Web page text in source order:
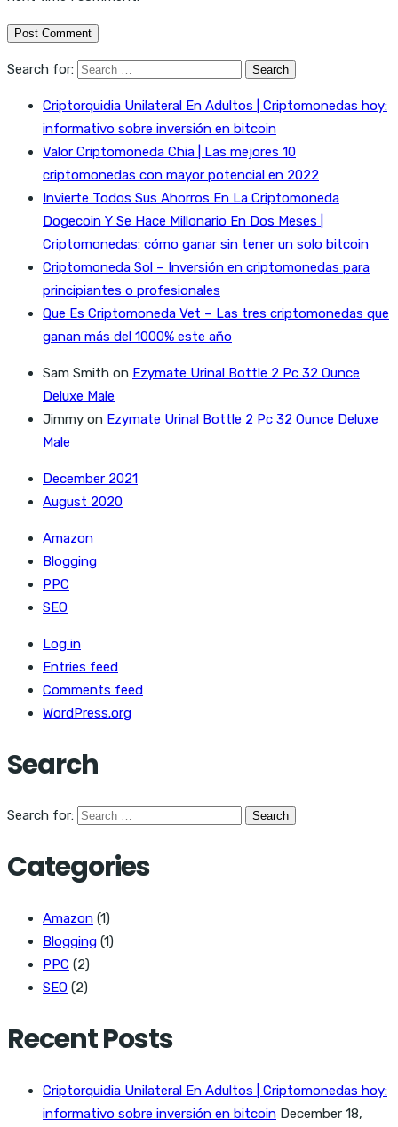
Search for:
Criptorquidia Unilateral En Adultos | Criptomonedas hoy:
informativo sobre inversión en bitcoin
Valor Criptomoneda Chia | Las mejores 10
criptomonedas con mayor potencial en 2022
Invierte Todos Sus Ahorros En La Criptomoneda
Dogecoin Y Se Hace Millonario En Dos Meses |
Criptomonedas: cómo ganar sin tener un solo bitcoin
Criptomoneda Sol – Inversión en criptomonedas para
principiantes o profesionales
Que Es Criptomoneda Vet – Las tres criptomonedas que
ganan más del 1000% este año
Sam Smith on Ezymate Urinal Bottle 2 Pc 32 Ounce
Deluxe Male
Jimmy on Ezymate Urinal Bottle 2 Pc 32 Ounce Deluxe
Male
December 2021
August 2020
Amazon
Blogging
PPC
SEO
Log in
Entries feed
Comments feed
WordPress.org
Search
Search for:
Categories
Amazon (1)
Blogging (1)
PPC (2)
SEO (2)
Recent Posts
Criptorquidia Unilateral En Adultos | Criptomonedas hoy:
informativo sobre inversión en bitcoin December 18,